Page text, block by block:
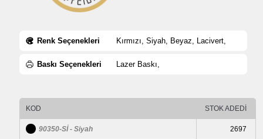
Renk Seçenekleri Kırmızı, Siyah, Beyaz, Lacivert,
Baskı Seçenekleri Lazer Baskı,
KOD STOK ADEDİ
90350-Sİ - Siyah 2697